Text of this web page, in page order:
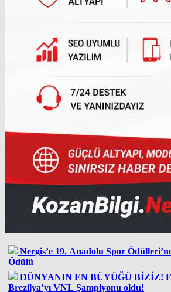
Nergis’e 19. Anadolu Spor
Ödülü
DÜNYANIN EN BÜYÜĞÜ BİZİZ!
Brezilya’yı VNL Şampiyonu oldu!